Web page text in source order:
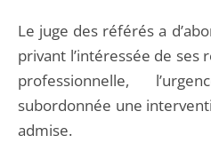
Le juge des référés a
privant l’intéressée de ses
professionnelle,
subordonnée une
admise.